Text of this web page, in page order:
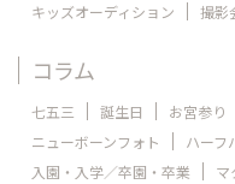
キッズオーディション 撮影
コラム
七五三 誕生日 お宮参り
ニューボーンフォト
ハーフ
入園・入学／卒園・卒業
マ